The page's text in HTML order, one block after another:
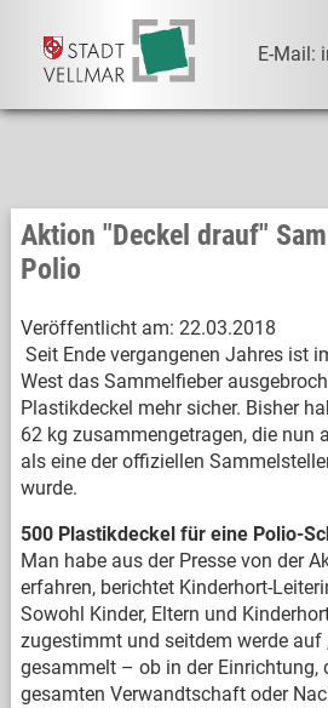
E-Mail:
Aktion "Deckel drauf"
Polio
Veröffentlicht am: 22.03.2018
Seit Ende vergangenen Jahres ist
West das Sammelfieber
Plastikdeckel mehr sicher. Bisher
62 kg zusammengetragen, die nun
als eine der offiziellen
wurde.
500 Plastikdeckel für eine Polio-
Man habe aus der Presse von der
erfahren, berichtet Kinderhort-
Sowohl Kinder, Eltern und
zugestimmt und seitdem werde auf
gesammelt – ob in der Einrichtung,
gesamten Verwandtschaft oder